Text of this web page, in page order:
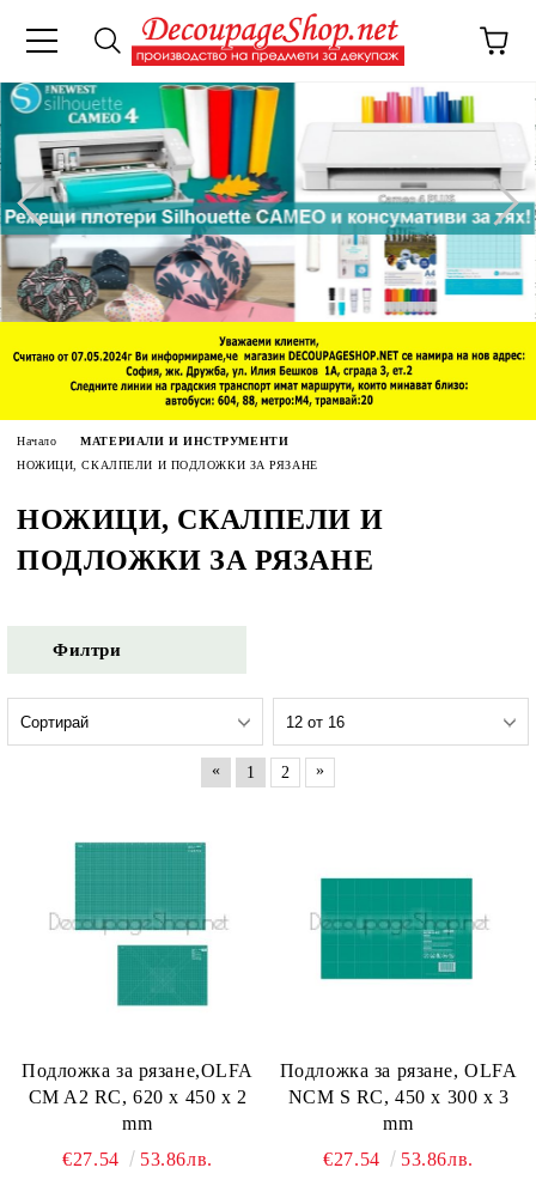
Начало
МАТЕРИАЛИ И ИНСТРУМЕНТИ
НОЖИЦИ, СКАЛПЕЛИ И ПОДЛОЖКИ ЗА РЯЗАНЕ
НОЖИЦИ, СКАЛПЕЛИ И
ПОДЛОЖКИ ЗА РЯЗАНЕ
Филтри
« 1 2 »
Подложка за рязане,OLFA
CM A2 RC, 620 x 450 x 2
mm
€27.54
53.86лв.
Подложка за рязане, OLFA
NCM S RC, 450 x 300 x 3
mm
€27.54
53.86лв.